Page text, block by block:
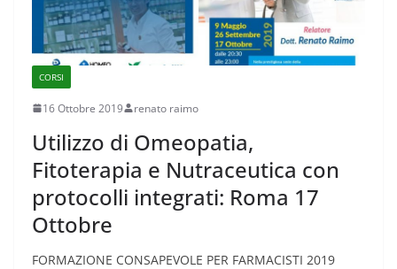
CORSI
16 Ottobre 2019 renato raimo
Utilizzo di Omeopatia,
Fitoterapia e Nutraceutica con
protocolli integrati: Roma 17
Ottobre
FORMAZIONE CONSAPEVOLE PER FARMACISTI 2019